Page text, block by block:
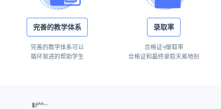
完善的教学体系
完善的教学体系可以
循环渐进的帮助学生
录取率
合格证≠录取率
合格证和最终录取天差地别